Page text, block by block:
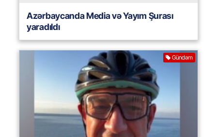
Azərbaycanda Media və Yayım Şurası
yaradıldı
Gündəm